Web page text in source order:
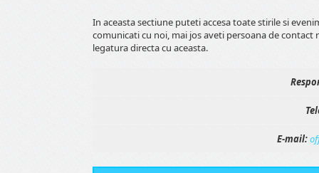
In aceasta sectiune puteti accesa toate stirile si
comunicati cu noi, mai jos aveti persoana de
legatura directa cu aceasta.
E-mail: